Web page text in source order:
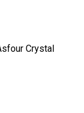
Crystal